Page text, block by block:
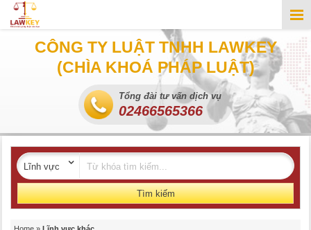
CÔNG TY LUẬT TNHH LAWKEY
(CHÌA KHOÁ PHÁP LUẬT)
Tổng đài tư vấn dịch vụ
02466565366
Tìm kiếm